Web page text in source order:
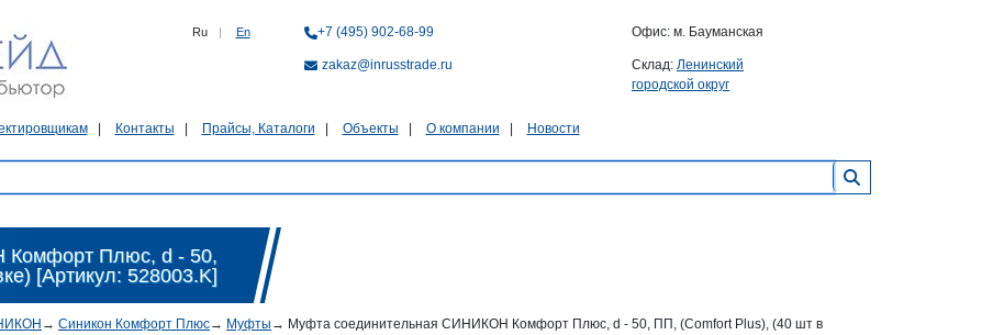
Ru | En +7 (495) 902-68-99
zakaz@inrusstrade.ru
Офис: м. Бауманская
Склад: Ленинский
городской округ
Контакты Прайсы, Каталоги Объекты О компании Новости
Комфорт Плюс, d - 50,
[Артикул: 528003.K]
→ Синикон Комфорт Плюс→ Муфты → Муфта соединительная СИНИКОН Комфорт Плюс, d - 50, ПП, (Comfort Plus), (40 шт в